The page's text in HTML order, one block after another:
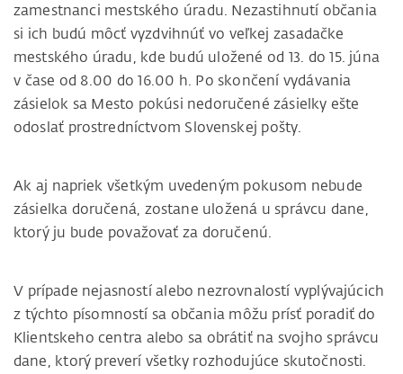
zamestnanci mestského úradu. Nezastihnutí občania
si ich budú môcť vyzdvihnúť vo veľkej zasadačke
mestského úradu, kde budú uložené od 13. do 15. júna
v čase od 8.00 do 16.00 h. Po skončení vydávania
zásielok sa Mesto pokúsi nedoručené zásielky ešte
odoslať prostredníctvom Slovenskej pošty.
Ak aj napriek všetkým uvedeným pokusom nebude
zásielka doručená, zostane uložená u správcu dane,
ktorý ju bude považovať za doručenú.
V prípade nejasností alebo nezrovnalostí vyplývajúcich
z týchto písomností sa občania môžu prísť poradiť do
Klientskeho centra alebo sa obrátiť na svojho správcu
dane, ktorý preverí všetky rozhodujúce skutočnosti.